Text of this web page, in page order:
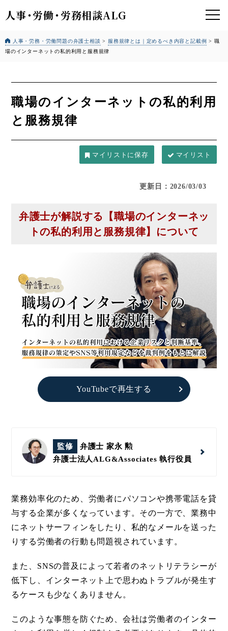
人事・労働・労務相談ALG
人事・労務・労働問題の弁護士相談 > 服務規律とは｜定めるべき内容と記載例 > 職
場のインターネットの私的利用と服務規律
職場のインターネットの私的利用
と服務規律
マイリスト
更新日：2026/03/03
弁護士が解説する
【職場のインターネッ
トの私的利用と服務規律】について
YouTubeで再生する
監修
弁護士 家永 勲
弁護士法人ALG&Associates執行役員
業務効率化のため、労働者にパソコンや携帯電話を貸
与する企業が多くなっています。その一方で、業務中
にネットサーフィンをしたり、私的なメールを送った
りする労働者の行動も問題視されています。
また、SNSの普及によって若者のネットリテラシーが
低下し、インターネット上で思わぬトラブルが発生す
るケースも少なくありません。
このような事態を防ぐため、会社は労働者のインター